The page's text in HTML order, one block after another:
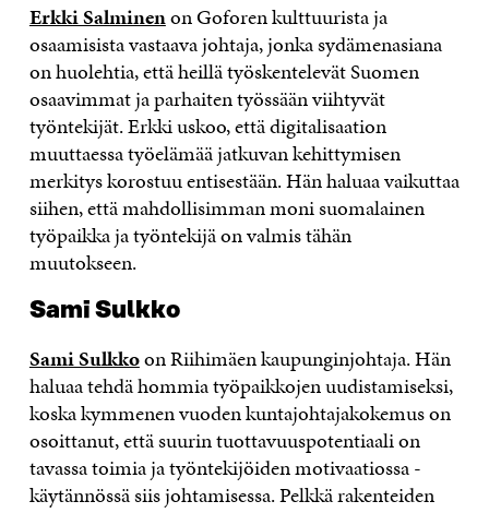
Erkki Salminenon Goforen kulttuurista ja
osaamisista vastaava johtaja, jonka sydämenasiana
on huolehtia, että heillä työskentelevät Suomen
osaavimmat ja parhaiten työssään viihtyvät
työntekijät. Erkki uskoo, että digitalisaation
muuttaessa työelämää jatkuvan kehittymisen
merkitys korostuu entisestään. Hän haluaa vaikuttaa
siihen, että mahdollisimman moni suomalainen
työpaikka ja työntekijä on valmis tähän
muutokseen.
Sami Sulkko
Sami Sulkkoon Riihimäen kaupunginjohtaja. Hän
haluaa tehdä hommia työpaikkojen uudistamiseksi,
koska kymmenen vuoden kuntajohtajakokemus on
osoittanut, että suurin tuottavuuspotentiaali on
tavassa toimia ja työntekijöiden motivaatiossa ­-
käytännössä siis johtamisessa. Pelkkä rakenteiden